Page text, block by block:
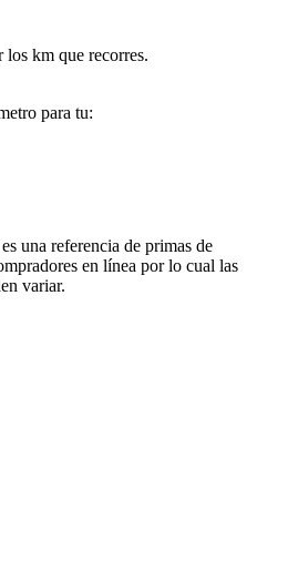
los km que recorres.
para tu:
una referencia de primas de
en línea por lo cual las
variar.